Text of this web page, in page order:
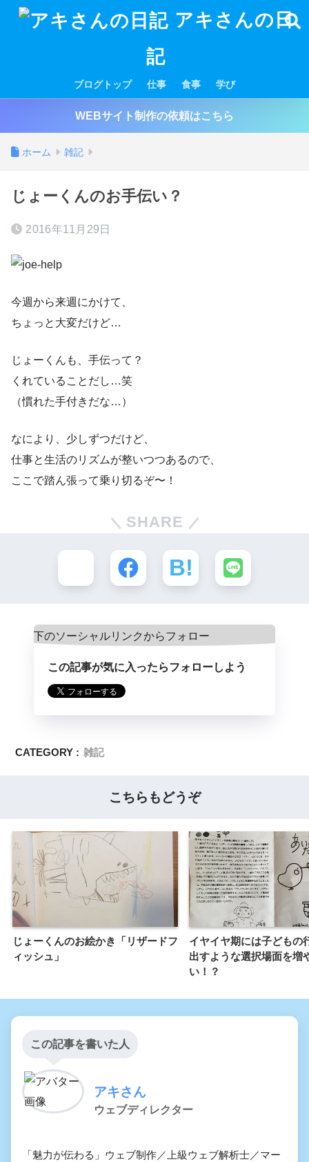
アキさんの日
記
ブログトップ 仕事 食事 学び
WEBサイト制作の依頼はこちら
ホーム 雑記
じょーくんのお手伝い？
2016年11月29日
今週から来週にかけて、
ちょっと大変だけど…
じょーくんも、手伝って？
くれていることだし…笑
（慣れた手付きだな…）
なにより、少しずつだけど、
仕事と生活のリズムが整いつつあるので、
ここで踏ん張って乗り切るぞ〜！
SHARE
この記事が気に入ったらフォローしよう
CATEGORY : 雑記
こちらもどうぞ
じょーくんのお絵かき「リザードフ
ィッシュ」
イヤイヤ期には子どもの
出すような選択場面を増
い！？
この記事を書いた人
アキさん
ウェブディレクター
「魅力が伝わる」ウェブ制作／上級ウェブ解析士／マー